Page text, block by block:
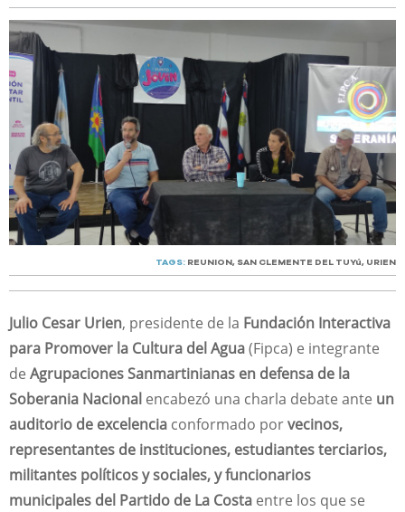
TAGS: REUNION, SAN CLEMENTE DEL TUYú, URIEN
Julio Cesar Urien, presidente de la Fundación Interactiva
para Promover la Cultura del Agua(Fipca) e integrante
de Agrupaciones Sanmartinianas en defensa de la
Soberania Nacional encabezó una charla debate ante un
auditorio de excelencia conformado porvecinos,
representantes de instituciones, estudiantes terciarios,
militantes políticos y sociales, y funcionarios
municipales del Partido de La Costa entre los que se